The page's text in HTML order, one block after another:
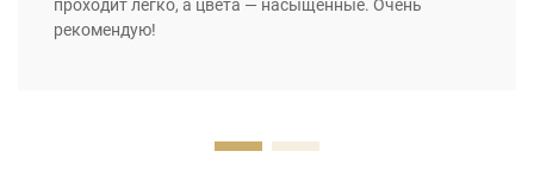
проходит легко, а цвета — насыщенные. Очень
рекомендую!